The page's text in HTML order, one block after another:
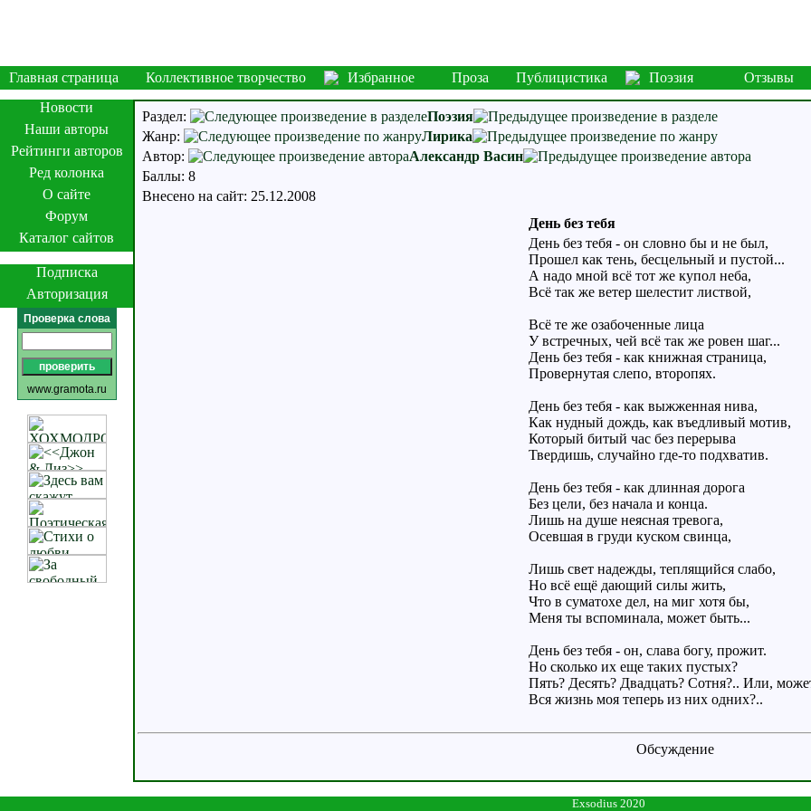
Главная страница Коллективное творчество Избранное Проза Публицистика Поэзия
Отзывы
Новости
Наши авторы
Рейтинги авторов
Ред колонка
О сайте
Форум
Каталог сайтов
Подписка
Авторизация
Проверка слова
www.gramota.ru
Раздел:
Поэзия
Жанр:
Лирика
Автор:
Александр Васин
Баллы: 8
Внесено на сайт: 25.12.2008
День без тебя
День без тебя - он словно бы и не был,
Прошел как тень, бесцельный и пустой...
А надо мной всё тот же купол неба,
Всё так же ветер шелестит листвой,
Всё те же озабоченные лица
У встречных, чей всё так же ровен шаг...
День без тебя - как книжная страница,
Провернутая слепо, второпях.
День без тебя - как выжженная нива,
Как нудный дождь, как въедливый мотив,
Который битый час без перерыва
Твердишь, случайно где-то подхватив.
День без тебя - как длинная дорога
Без цели, без начала и конца.
Лишь на душе неясная тревога,
Осевшая в груди куском свинца,
Лишь свет надежды, теплящийся слабо,
Но всё ещё дающий силы жить,
Что в суматохе дел, на миг хотя бы,
Меня ты вспоминала, может быть...
День без тебя - он, слава богу, прожит.
Но сколько их еще таких пустых?
Пять? Десять? Двадцать? Сотня?.. Или,
Вся жизнь моя теперь из них одних?..
Обсуждение
Exsodius 2020